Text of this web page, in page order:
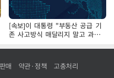
[속보]이 대통령 "부동산 공급 기
존 사고방식 매달리지 말고 과감
히 실천"
매 약관·정책 고충처리